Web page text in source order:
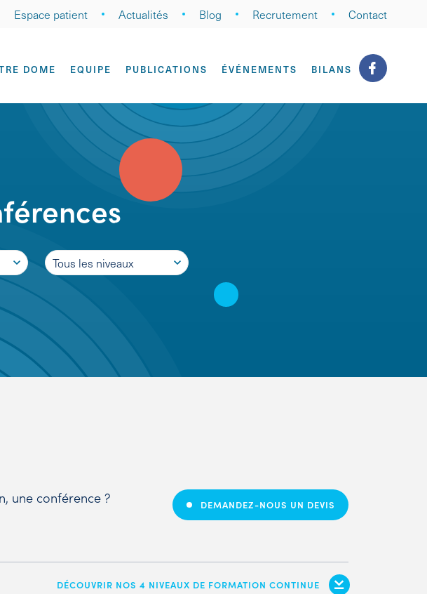
Espace patient Actualités Blog Recrutement Contact
DOME EQUIPE PUBLICATIONS ÉVÉNEMENTS BILANS
Tous les niveaux
une conférence ? DEMANDEZ-NOUS UN DEVIS
DÉCOUVRIR NOS 4 NIVEAUX DE FORMATION CONTINUE